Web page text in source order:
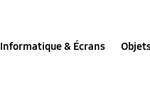
Informatique & Écrans